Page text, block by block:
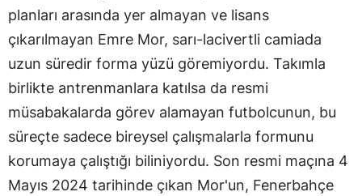
planları arasında yer almayan ve lisans
çıkarılmayan Emre Mor, sarı-lacivertli camiada
uzun süredir forma yüzü göremiyordu. Takımla
birlikte antrenmanlara katılsa da resmi
müsabakalarda görev alamayan futbolcunun, bu
süreçte sadece bireysel çalışmalarla formunu
korumaya çalıştığı biliniyordu. Son resmi maçına 4
Mayıs 2024 tarihinde çıkan Mor'un, Fenerbahçe